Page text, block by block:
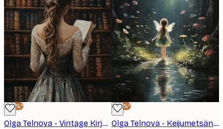
-40%*
Olga Telnova - Vintage Kirjasto Juliste
-40%*
Olga Telnova - Keijumetsän Valo Juliste